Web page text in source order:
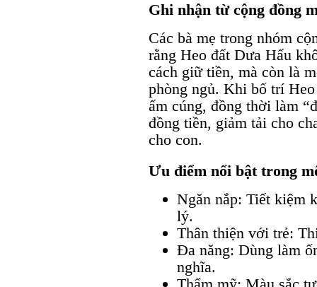
Ghi nhận từ cộng đồng
Các bà mẹ trong nhóm
rằng Heo đất Dưa Hấu
cách giữ tiền, mà còn là
phòng ngủ. Khi bố trí
ấm cúng, đồng thời làm
đồng tiền, giảm tải cho
cho con.
Ưu điểm nổi bật trong
Ngăn nắp: Tiết kiệm
lý.
Thân thiện với trẻ:
Đa năng: Dùng làm
nghĩa.